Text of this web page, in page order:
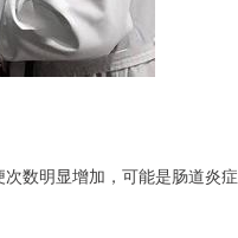
数明显增加，可能是肠道炎症